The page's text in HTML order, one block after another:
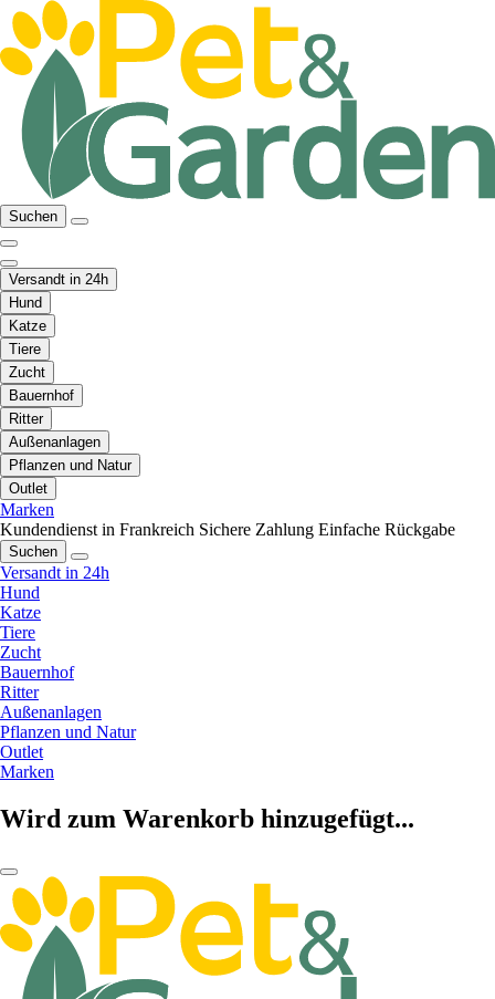
Suchen
Versandt in 24h
Hund
Katze
Tiere
Zucht
Bauernhof
Ritter
Außenanlagen
Pflanzen und Natur
Outlet
Marken
Kundendienst in Frankreich Sichere Zahlung Einfache Rückgabe
Suchen
Versandt in 24h
Hund
Katze
Tiere
Zucht
Bauernhof
Ritter
Außenanlagen
Pflanzen und Natur
Outlet
Marken
Wird zum Warenkorb hinzugefügt...